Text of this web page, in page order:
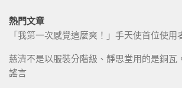
熱門文章
「我第一次感覺這麼爽！」手天使首位使用
慈濟不是以服裝分階級、靜思堂用的是銅瓦
謠言